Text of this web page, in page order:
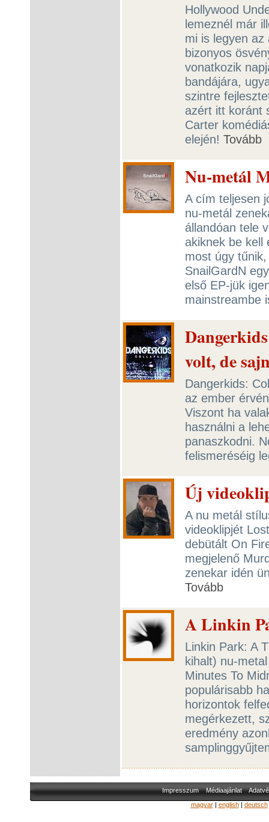
Hollywood
lemeznél már
mi is legyen
bizonyos
vonatkozik
bandájára,
szintre
azért itt koránt
Carter
elején! Tovább
Nu-metál
A cím teljesen
nu-metál
állandóan tele
akiknek be kell
most úgy
SnailGardN
első EP-jük
mainstreambe
volt, de
Dangerkids:
az ember
Viszont ha
használni a
panaszkodni.
felismeréséig
Új
A nu metál
videoklipjét
debütált On
megjelenő
zenekar idén
Tovább
A Linkin
Linkin Park: A
kihalt) nu-
Minutes To
populárisabb
horizontok
megérkezett,
eredmény
Impresszum Médiaajánlat
magyar| english| deutsch